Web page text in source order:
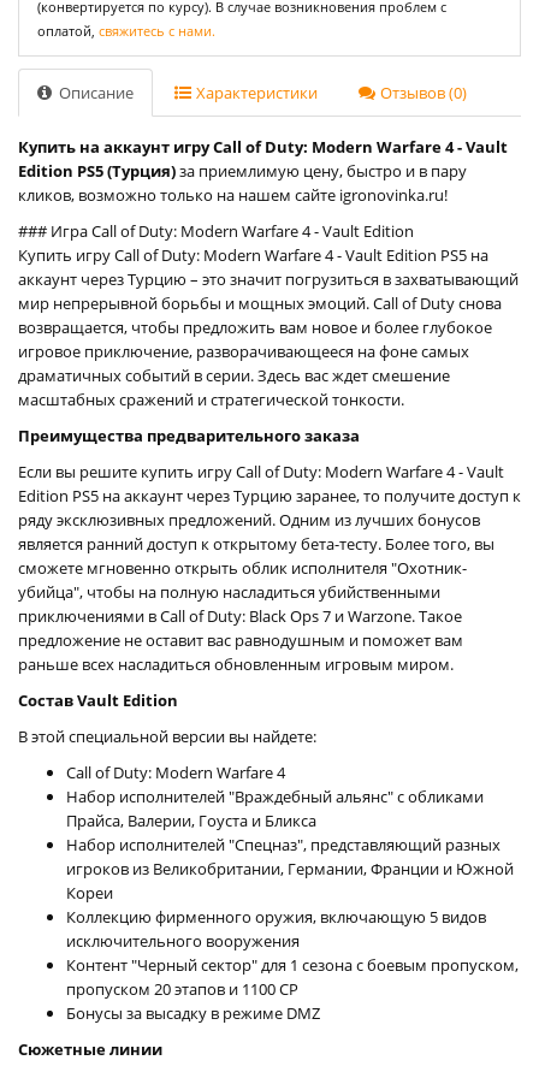
(конвертируется по курсу). В случае возникновения проблем с
оплатой, свяжитесь с нами.
Описание Характеристики Отзывов (0)
Купить на аккаунт игру Call of Duty: Modern Warfare 4 - Vault
Edition PS5 (Турция)за приемлимую цену, быстро и в пару
кликов, возможно только на нашем сайте igronovinka.ru!
### Игра Call of Duty: Modern Warfare 4 - Vault Edition
Купить игру Call of Duty: Modern Warfare 4 - Vault Edition PS5 на
аккаунт через Турцию – это значит погрузиться в захватывающий
мир непрерывной борьбы и мощных эмоций. Call of Duty снова
возвращается, чтобы предложить вам новое и более глубокое
игровое приключение, разворачивающееся на фоне самых
драматичных событий в серии. Здесь вас ждет смешение
масштабных сражений и стратегической тонкости.
Преимущества предварительного заказа
Если вы решите купить игру Call of Duty: Modern Warfare 4 - Vault
Edition PS5 на аккаунт через Турцию заранее, то получите доступ к
ряду эксклюзивных предложений. Одним из лучших бонусов
является ранний доступ к открытому бета-тесту. Более того, вы
сможете мгновенно открыть облик исполнителя "Охотник-
убийца", чтобы на полную насладиться убийственными
приключениями в Call of Duty: Black Ops 7 и Warzone. Такое
предложение не оставит вас равнодушным и поможет вам
раньше всех насладиться обновленным игровым миром.
Состав Vault Edition
В этой специальной версии вы найдете:
Call of Duty: Modern Warfare 4
Набор исполнителей "Враждебный альянс" с обликами
Прайса, Валерии, Гоуста и Бликса
Набор исполнителей "Спецназ", представляющий разных
игроков из Великобритании, Германии, Франции и Южной
Кореи
Коллекцию фирменного оружия, включающую 5 видов
исключительного вооружения
Контент "Черный сектор" для 1 сезона с боевым пропуском,
пропуском 20 этапов и 1100 CP
Бонусы за высадку в режиме DMZ
Сюжетные линии